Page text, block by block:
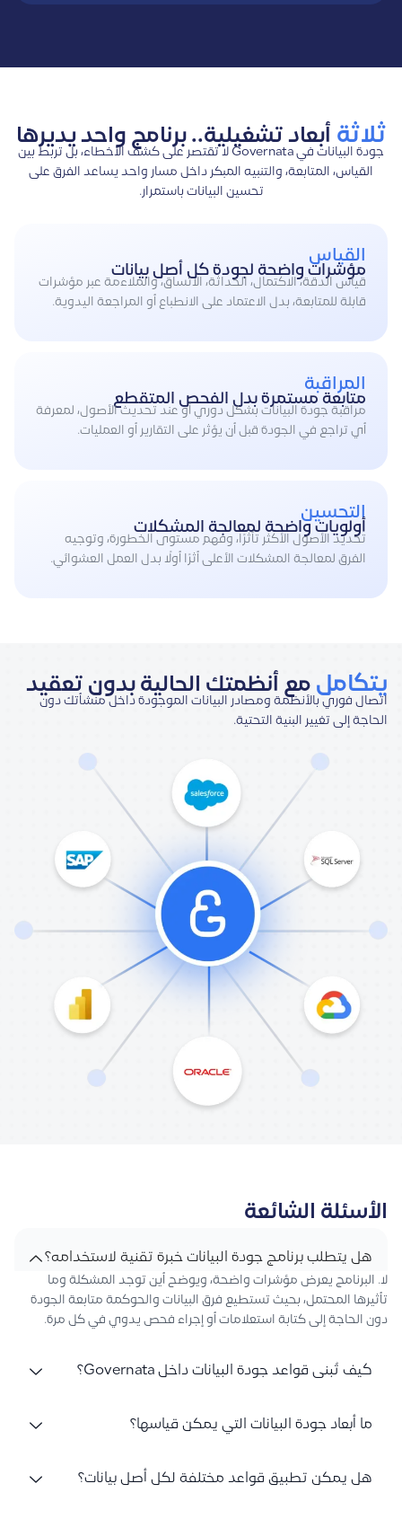
ثلاثة أبعاد تشغيلية.. برنامج واحد يديرها
جودة البيانات في Governata لا تقتصر على كشف الأخطاء، بل تربط بين
القياس، المتابعة، والتنبيه المبكر داخل مسار واحد يساعد الفرق على
تحسين البيانات باستمرار.
القياس
مؤشرات واضحة لجودة كل أصل بيانات
قياس الدقة، الاكتمال، الحداثة، الاتساق، والملاءمة عبر مؤشرات
قابلة للمتابعة، بدل الاعتماد على الانطباع أو المراجعة اليدوية.
المراقبة
متابعة مستمرة بدل الفحص المتقطع
مراقبة جودة البيانات بشكل دوري أو عند تحديث الأصول، لمعرفة
أي تراجع في الجودة قبل أن يؤثر على التقارير أو العمليات.
التحسين
أولويات واضحة لمعالجة المشكلات
تحديد الأصول الأكثر تأثرًا، وفهم مستوى الخطورة، وتوجيه
الفرق لمعالجة المشكلات الأعلى أثرًا أولًا بدل العمل العشوائي.
يتكامل مع أنظمتك الحالية بدون تعقيد
اتصال فوري بالأنظمة ومصادر البيانات الموجودة داخل منشأتك دون
الحاجة إلى تغيير البنية التحتية.
الأسئلة الشائعة
هل يتطلب برنامج جودة البيانات خبرة تقنية لاستخدامه؟
لا. البرنامج يعرض مؤشرات واضحة، ويوضح أين توجد المشكلة وما
تأثيرها المحتمل، بحيث تستطيع فرق البيانات والحوكمة متابعة الجودة
دون الحاجة إلى كتابة استعلامات أو إجراء فحص يدوي في كل مرة.
كيف تُبنى قواعد جودة البيانات داخل Governata؟
ما أبعاد جودة البيانات التي يمكن قياسها؟
هل يمكن تطبيق قواعد مختلفة لكل أصل بيانات؟